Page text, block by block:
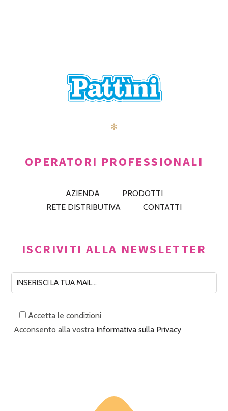
✻
OPERATORI PROFESSIONALI
AZIENDA
PRODOTTI
RETE DISTRIBUTIVA
CONTATTI
ISCRIVITI ALLA NEWSLETTER
Accetta le condizioni
Acconsento alla vostra Informativa sulla Privacy